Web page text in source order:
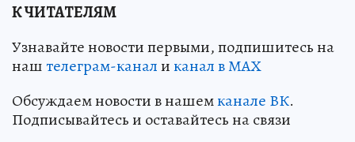
К ЧИТАТЕЛЯМ
Узнавайте новости первыми, подпишитесь на
наштелеграм-каналиканал в МАХ
Обсуждаем новости в нашемканале ВК.
Подписывайтесь и оставайтесь на связи